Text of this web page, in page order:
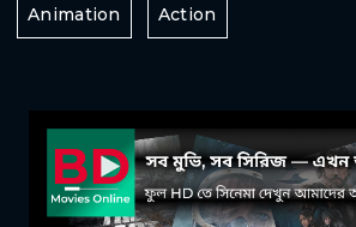
Animation Action